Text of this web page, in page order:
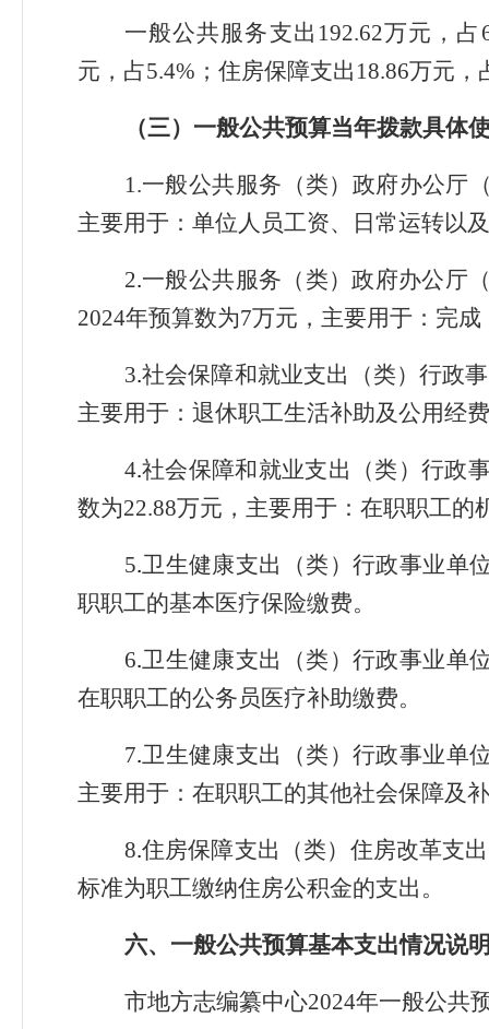
一般公共服务支出192.62万元，
元，占5.4%；住房保障支出18.86万元，
（三）一般公共预算当年拨款具体
1.一般公共服务（类）政府办公厅
主要用于：单位人员工资、日常运转以
2.一般公共服务（类）政府办公厅
2024年预算数为7万元，主要用于：完
3.社会保障和就业支出（类）行政
主要用于：退休职工生活补助及公用经
4.社会保障和就业支出（类）行政
数为22.88万元，主要用于：在职职工
5.卫生健康支出（类）行政事业单
职职工的基本医疗保险缴费。
6.卫生健康支出（类）行政事业单
在职职工的公务员医疗补助缴费。
7.卫生健康支出（类）行政事业单
主要用于：在职职工的其他社会保障及
8.住房保障支出（类）住房改革支
标准为职工缴纳住房公积金的支出。
六、一般公共预算基本支出情况说
市地方志编纂中心2024年一般公共